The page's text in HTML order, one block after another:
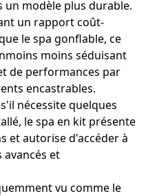
un modèle plus durable.
un rapport coût-
le spa gonflable, ce
moins séduisant
de performances par
encastrables.
nécessite quelques
le spa en kit présente
et autorise d'accéder à
et
vu comme le